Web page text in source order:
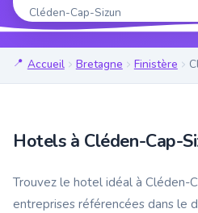
Cléden-Cap-Sizun
Accueil Bretagne Finistère
Hotels à Cléden-Cap-
Trouvez le hotel idéal à Cléden-
entreprises référencées dans le